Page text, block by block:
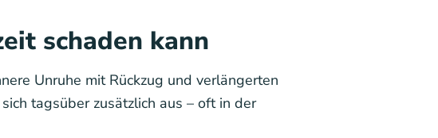
schaden kann
Unruhe mit Rückzug und verlängerten
tagsüber zusätzlich aus – oft in der